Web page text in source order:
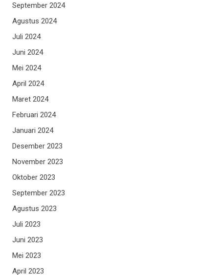
September 2024
Agustus 2024
Juli 2024
Juni 2024
Mei 2024
April 2024
Maret 2024
Februari 2024
Januari 2024
Desember 2023
November 2023
Oktober 2023
September 2023
Agustus 2023
Juli 2023
Juni 2023
Mei 2023
April 2023